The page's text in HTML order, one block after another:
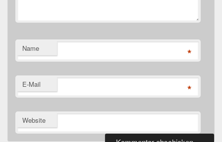
Name *
E-Mail *
Website